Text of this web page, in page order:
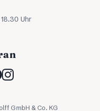
Uhr
GmbH & Co. KG